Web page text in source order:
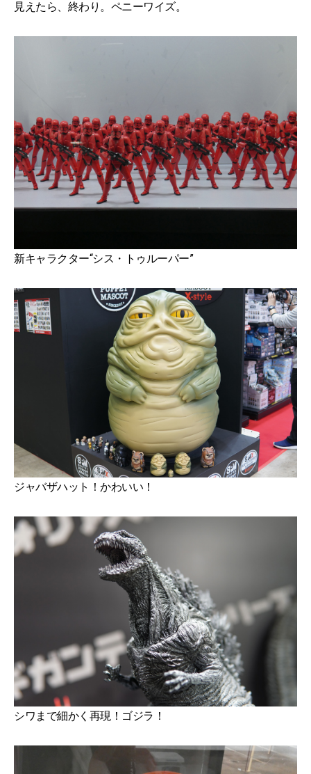
見えたら、終わり。ペニーワイズ。
新キャラクター“シス・トゥルーパー”
ジャバザハット！かわいい！
シワまで細かく再現！ゴジラ！